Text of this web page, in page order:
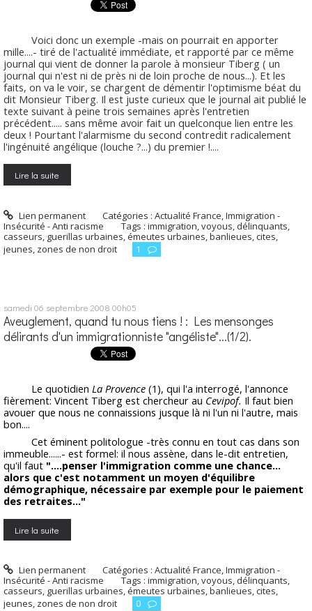
Voici donc un exemple -mais on pourrait en apporter
mille....- tiré de l'actualité immédiate, et rapporté par ce même
journal qui vient de donner la parole à monsieur Tiberg ( un
journal qui n'est ni de près ni de loin proche de nous...). Et les
faits, on va le voir, se chargent de démentir l'optimisme béat du
dit Monsieur Tiberg. Il est juste curieux que le journal ait publié le
texte suivant à peine trois semaines après l'entretien
précédent..... sans même avoir fait un quelconque lien entre les
deux ! Pourtant l'alarmisme du second contredit radicalement
l'ingénuité angélique (louche ?...) du premier !....
Lire la suite
Lien permanent Catégories :Actualité France ,Immigration -
Insécurité - Anti racisme
Tags : immigration voyous délinquants
casseurs guerillas urbaines émeutes urbaines banlieues cites
jeunes zones de non droit 1
samedi 06 septembre 2008 00h05
Aveuglement, quand tu nous tiens ! : Les mensonges
délirants d'un immigrationniste "angéliste"...(1/2).
Le quotidien La Provence (1), qui l'a interrogé, l'annonce
fièrement: Vincent Tiberg est chercheur au Cevipof. Il faut bien
avouer que nous ne connaissions jusque là ni l'un ni l'autre, mais
bon....
Cet éminent politologue -très connu en tout cas dans son
immeuble......- est formel: il nous assène, dans le-dit entretien,
qu'il faut "....penser l'immigration comme une chance...
alors que c'est notamment un moyen d'équilibre
démographique, nécessaire par exemple pour le paiement
des retraites..."
Lire la suite
Lien permanent Catégories :Actualité France,Immigration -
Insécurité - Anti racisme
Tags : immigration,voyous, délinquants,
casseurs, guerillas urbaines,émeutes urbaines,banlieues,cites,
jeunes, zones de non droit 0